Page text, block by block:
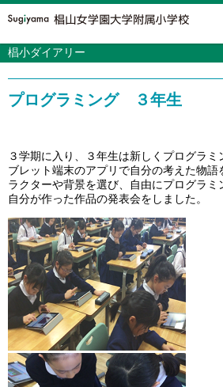
学校案内
入試情報
アクセス 資料請求 お問い合
椙小ダイアリー
プログラミング ３年生
３学期に入り、３年生は新しくプログラミ
ブレット端末のアプリで自分の考えた物語
ラクターや背景を選び、自由にプログラミ
自分が作った作品の発表会をしました。